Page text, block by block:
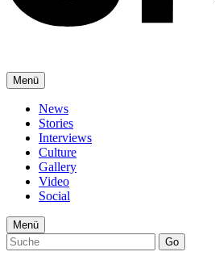
Menü
News
Stories
Interviews
Culture
Gallery
Video
Social
Menü
Go